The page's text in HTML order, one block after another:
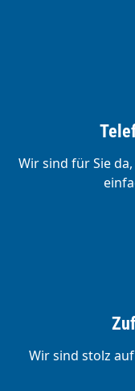
Wir sind für Sie
Wir sind stolz